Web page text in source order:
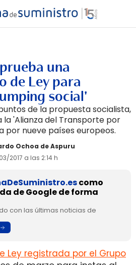
una
de Ley para
social'
de la propuesta socialista,
la 'Alianza del Transporte por
por nueve países europeos.
Ochoa de Aspuru
2017 a las 2:14 h
como
de Google de forma
con las últimas noticias de
Ley registrada por el Grupo